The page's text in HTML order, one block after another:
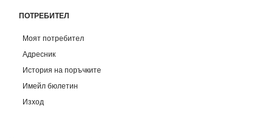
ПОТРЕБИТЕЛ
Моят потребител
Адресник
История на поръчките
Имейл бюлетин
Изход